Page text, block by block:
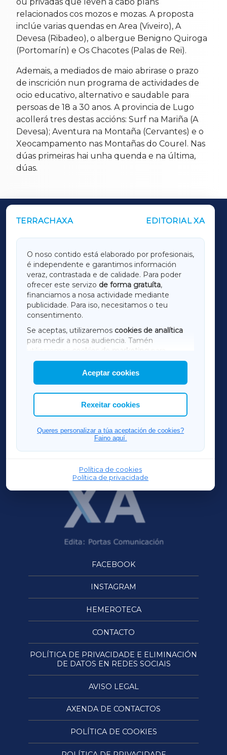
relacionados cos mozos e mozas. A proposta
inclúe varias quendas en Area (Viveiro), A
Devesa (Ribadeo), o albergue Benigno Quiroga
(Portomarín) e Os Chacotes (Palas de Rei).
Ademais, a mediados de maio abrirase o prazo
de inscrición nun programa de actividades de
ocio educativo, alternativo e saudable para
persoas de 18 a 30 anos. A provincia de Lugo
acollerá tres destas accións: Surf na Mariña (A
Devesa); Aventura na Montaña (Cervantes) e o
Xeocampamento nas Montañas do Courel. Nas
dúas primeiras hai unha quenda e na última,
dúas.
TERRACHAXA EDITORIAL XA
O noso contido está elaborado por profesionais,
é independente e garantimos información
veraz, contrastada e de calidade. Para poder
ofrecer este servizo de forma gratuíta,
financiamos a nosa actividade mediante
publicidade. Para iso, necesitamos o teu
consentimento.
Se aceptas, utilizaremos cookies de analítica
para medir a nosa audiencia. Tamén
utilizaremos
cookies de marketing
mostrar publicidade de terceiros.
Así mesmo, podes personalizar a elección das
cookies que desexas permitir.
Aceptar cookies
Rexeitar cookies
Queres personalizar a túa aceptación de cookies?
Faino aquí.
Política de cookies
Política de privacidade
OUTROS PERIÓDICOS
LUGOXA
TERRACHAXA
AMARIÑAXA
RIBEIRASACRAXA
ACORUÑAXA
FERROLXA
OURENSEXA
FACEBOOK
INSTAGRAM
HEMEROTECA
CONTACTO
POLÍTICA DE PRIVACIDADE E ELIMINACIÓN
DE DATOS EN REDES SOCIAIS
AVISO LEGAL
AXENDA DE CONTACTOS
POLÍTICA DE COOKIES